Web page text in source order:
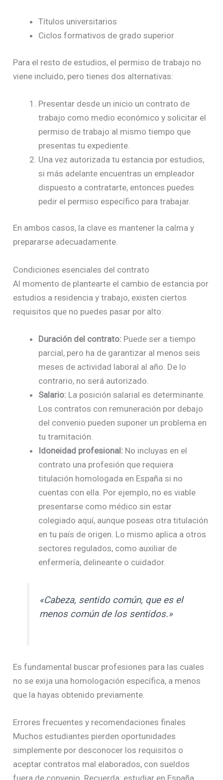
Títulos universitarios
Ciclos formativos de grado superior
Para el resto de estudios, el permiso de trabajo no
viene incluido, pero tienes dos alternativas:
Presentar desde un inicio un contrato de
trabajo como medio económico y solicitar el
permiso de trabajo al mismo tiempo que
presentas tu expediente.
Una vez autorizada tu estancia por estudios,
si más adelante encuentras un empleador
dispuesto a contratarte, entonces puedes
pedir el permiso específico para trabajar.
En ambos casos, la clave es mantener la calma y
prepararse adecuadamente.
Condiciones esenciales del contrato
Al momento de plantearte el cambio de estancia por
estudios a residencia y trabajo, existen ciertos
requisitos que no puedes pasar por alto:
Duración del contrato: Puede ser a tiempo
parcial, pero ha de garantizar al menos seis
meses de actividad laboral al año. De lo
contrario, no será autorizado.
Salario: La posición salarial es determinante.
Los contratos con remuneración por debajo
del convenio pueden suponer un problema en
tu tramitación.
Idoneidad profesional: No incluyas en el
contrato una profesión que requiera
titulación homologada en España si no
cuentas con ella. Por ejemplo, no es viable
presentarse como médico sin estar
colegiado aquí, aunque poseas otra titulación
en tu país de origen. Lo mismo aplica a otros
sectores regulados, como auxiliar de
enfermería, delineante o cuidador.
«Cabeza, sentido común, que es el
menos común de los sentidos.»
Es fundamental buscar profesiones para las cuales
no se exija una homologación específica, a menos
que la hayas obtenido previamente.
Errores frecuentes y recomendaciones finales
Muchos estudiantes pierden oportunidades
simplemente por desconocer los requisitos o
aceptar contratos mal elaborados, con sueldos
fuera de convenio. Recuerda: estudiar en España